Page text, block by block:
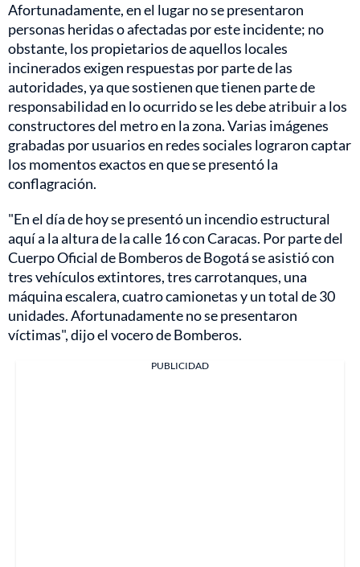
Afortunadamente, en el lugar no se presentaron
personas heridas o afectadas por este incidente; no
obstante, los propietarios de aquellos locales
incinerados exigen respuestas por parte de las
autoridades, ya que sostienen que tienen parte de
responsabilidad en lo ocurrido se les debe atribuir a los
constructores del metro en la zona. Varias imágenes
grabadas por usuarios en redes sociales lograron captar
los momentos exactos en que se presentó la
conflagración.
"En el día de hoy se presentó un incendio estructural
aquí a la altura de la calle 16 con Caracas. Por parte del
Cuerpo Oficial de Bomberos de Bogotá se asistió con
tres vehículos extintores, tres carrotanques, una
máquina escalera, cuatro camionetas y un total de 30
unidades. Afortunadamente no se presentaron
víctimas", dijo el vocero de Bomberos.
PUBLICIDAD